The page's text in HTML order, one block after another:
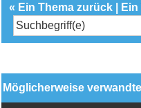
« Ein Thema zurück
Möglicherweise